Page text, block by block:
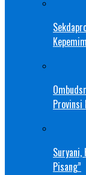
Provinsi
Suryani,
Pisang”